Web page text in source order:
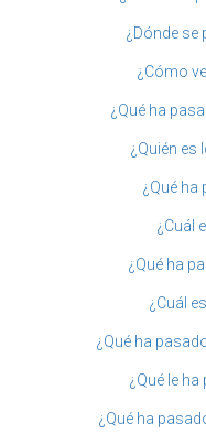
¿Dónde se
¿Cómo
¿Qué ha
¿Quién es
¿Qué ha
¿Cuál
¿Qué ha
¿Cuál
¿Qué ha
¿Qué le
¿Qué ha